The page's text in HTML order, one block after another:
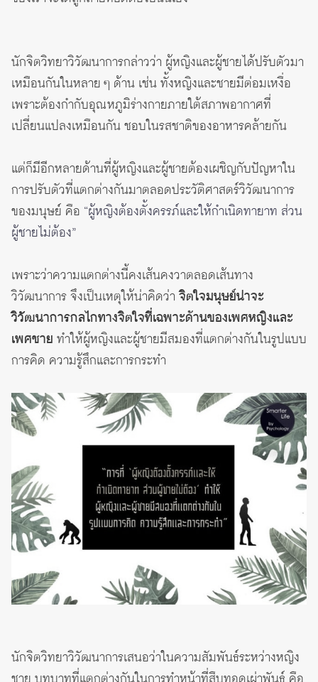
นักจิตวิทยาวิวัฒนาการกล่าวว่า ผู้หญิงและผู้ชายได้ปรับตัวมา
เหมือนกันในหลาย ๆ ด้าน เช่น ทั้งหญิงและชายมีต่อมเหงื่อ
เพราะต้องกำกับอุณหภูมิร่างกายภายใต้สภาพอากาศที่
เปลี่ยนแปลงเหมือนกัน ชอบในรสชาติของอาหารคล้ายกัน
แต่ก็มีอีกหลายด้านที่ผู้หญิงและผู้ชายต้องเผชิญกับปัญหาใน
การปรับตัวที่แตกต่างกันมาตลอดประวัติศาสตร์วิวัฒนาการ
ของมนุษย์ คือ “ผู้หญิงต้องตั้งครรภ์และให้กำเนิดทายาท ส่วน
ผู้ชายไม่ต้อง”
เพราะว่าความแตกต่างนี้คงเส้นคงวาตลอดเส้นทาง
วิวัฒนาการ จึงเป็นเหตุให้น่าคิดว่าจิตใจมนุษย์น่าจะ
วิวัฒนาการกลไกทางจิตใจที่เฉพาะด้านของเพศหญิงและ
เพศชาย ทำให้ผู้หญิงและผู้ชายมีสมองที่แตกต่างกันในรูปแบบ
การคิด ความรู้สึกและการกระทำ
นักจิตวิทยาวิวัฒนาการเสนอว่าในความสัมพันธ์ระหว่างหญิง